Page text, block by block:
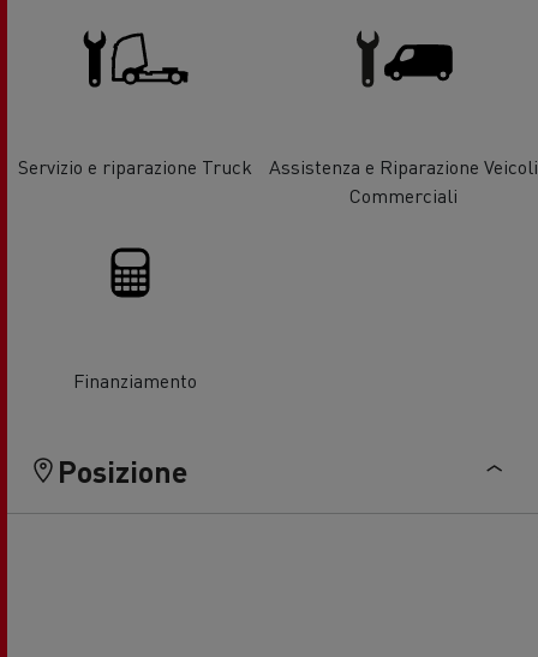
Servizio e riparazione Truck
Assistenza e Riparazione Veicoli
Commerciali
Finanziamento
Posizione